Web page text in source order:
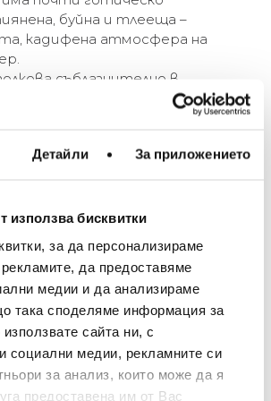
Детайли За приложението
използва бисквитки
за да персонализираме
да предоставяме
медии и да анализираме
така споделяме информация за
сайта ни, с
социални медии, рекламните си
за анализ, които може да я
предоставена им от Вас
буйна и тлееща –
кадифена атмосфера на
съблазнително в
черен никел те са още по-
жена, облечена в черна
стилен апартамент, високо
орхидеи върху метала
Aram
Black Orchid Collection was
sensuality of orchids
of haute couture –
yet full of the most extreme
has an almost gothic
lush, and smoldering – like the
of a luxurious evening.
so seductive about orchids.
МЕБЕЛИ ЗА ДОМА И
ЗА МАСАТА
ТЕКСТИЛ ЗА ДОМА
АРОМАТИ ЗА ДОМА
ИЗКУСТВО И КНИГИ
ВИСОК КЛАС
BACCARAT
TOM DIXON
MICHAEL ARAM
ASSOULINE
SELETTI